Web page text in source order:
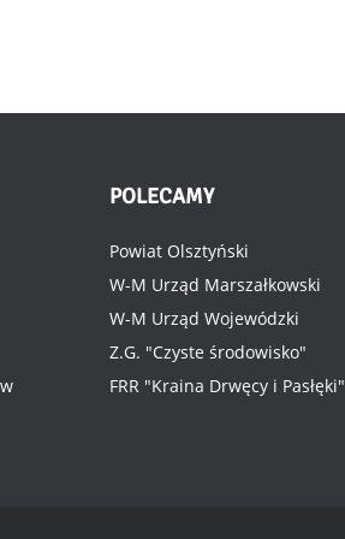
POLECAMY
Powiat Olsztyński
W-M Urząd Marszałkowski
W-M Urząd Wojewódzki
Z.G. "Czyste środowisko"
FRR "Kraina Drwęcy i Pasłęki"